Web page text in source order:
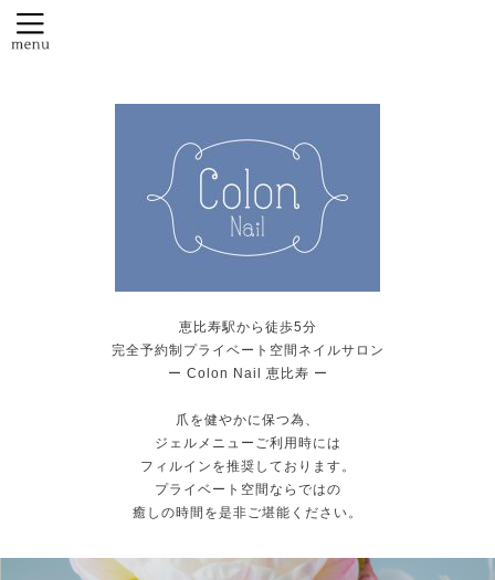
恵比寿駅から徒歩5分
完全予約制プライベート空間ネイルサロン
ー Colon Nail 恵比寿 ー
爪を健やかに保つ為、
ジェルメニューご利用時には
フィルインを推奨しております。
プライベート空間ならではの
癒しの時間を是非ご堪能ください。